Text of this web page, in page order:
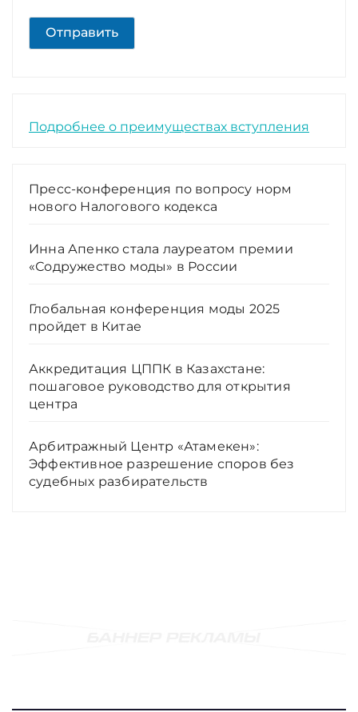
Отправить
Подробнее о преимуществах вступления
Пресс-конференция по вопросу норм
нового Налогового кодекса
Инна Апенко стала лауреатом премии
«Содружество моды» в России
Глобальная конференция моды 2025
пройдет в Китае
Аккредитация ЦППК в Казахстане:
пошаговое руководство для открытия
центра
Арбитражный Центр «Атамекен»:
Эффективное разрешение споров без
судебных разбирательств